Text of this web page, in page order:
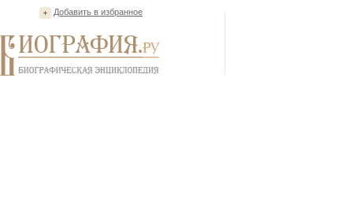
Добавить в избранное